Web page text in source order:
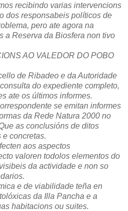
recibindo varias intervencions
dos responsabeis políticos de
pero ate agora na
a Reserva da Biosfera non tivo
AO VALEDOR DO POBO
de Ribadeo e da Autoridade
do expediente completo,
ate os últimos informes.
se emitan informes
da Rede Natura 2000 no
as conclusións de ditos
e concretas.
aos aspectos
valoren todolos elementos do
da actividade e non so
e de viabilidade teña en
da Illa Pancha e a
habitacions ou suites.